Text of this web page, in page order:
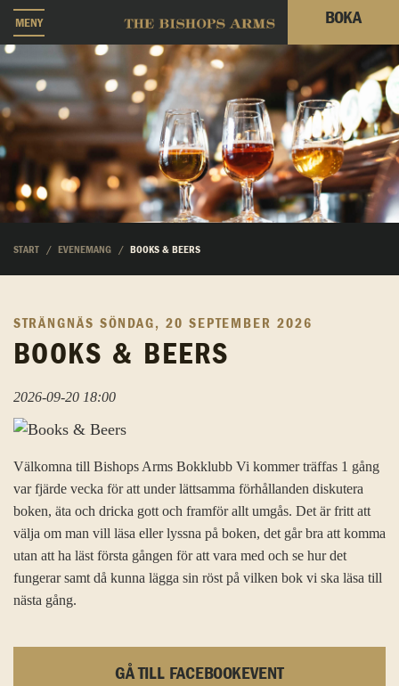
MENY BOKA
START EVENEMANG BOOKS & BEERS
STRÄNGNÄS SÖNDAG, 20 SEPTEMBER 2026
BOOKS & BEERS
2026-09-20 18:00
Välkomna till Bishops Arms Bokklubb Vi kommer träffas 1 gång
var fjärde vecka för att under lättsamma förhållanden diskutera
boken, äta och dricka gott och framför allt umgås. Det är fritt att
välja om man vill läsa eller lyssna på boken, det går bra att komma
utan att ha läst första gången för att vara med och se hur det
fungerar samt då kunna lägga sin röst på vilken bok vi ska läsa till
nästa gång.
GÅ TILL FACEBOOKEVENT